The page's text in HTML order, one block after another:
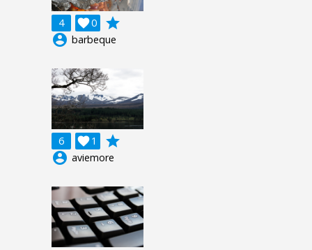
4 0

grade
account_circle barbeque
6 1

grade
account_circle aviemore